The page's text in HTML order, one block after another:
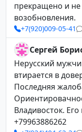
прекращено и
возобновления.
+7(920)009-05-41
Сергей
Нерусский
втирается в
Последняя
Владивосток.
+79963886262